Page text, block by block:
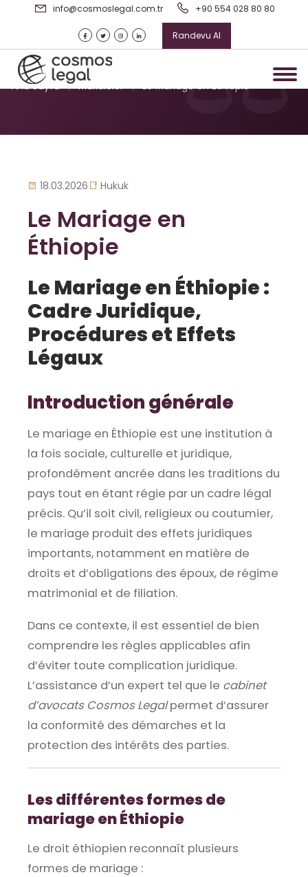
info@cosmoslegal.com.tr +90 554 028 80 80
Randevu Al
Le Mariage en Éthiopie
Ana Sayfa / Makaleler / Le Mariage en Éthiopie
18.03.2026 Hukuk
Le Mariage en
Éthiopie
Le Mariage en Éthiopie :
Cadre Juridique,
Procédures et Effets
Légaux
Introduction générale
Le mariage en Éthiopie est une institution à
la fois sociale, culturelle et juridique,
profondément ancrée dans les traditions du
pays tout en étant régie par un cadre légal
précis. Qu’il soit civil, religieux ou coutumier,
le mariage produit des effets juridiques
importants, notamment en matière de
droits et d’obligations des époux, de régime
matrimonial et de filiation.
Dans ce contexte, il est essentiel de bien
comprendre les règles applicables afin
d’éviter toute complication juridique.
L’assistance d’un expert tel que le cabinet
d’avocats Cosmos Legalpermet d’assurer
la conformité des démarches et la
protection des intérêts des parties.
Les différentes formes de
mariage en Éthiopie
Le droit éthiopien reconnaît plusieurs
formes de mariage :